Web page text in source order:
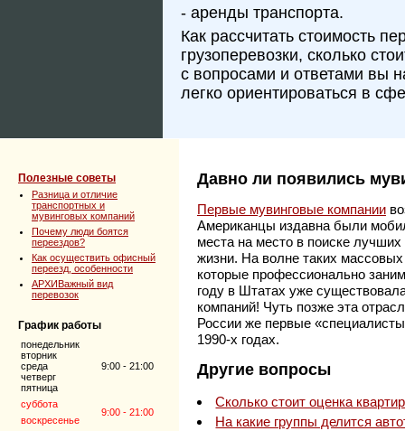
- аренды транспорта.
Как рассчитать стоимость
грузоперевозки, сколько
с вопросами и ответами вы
легко ориентироваться в
Полезные советы
Разница и отличие
транспортных и
мувинговых компаний
Почему люди боятся
переездов?
Как осуществить офисный
переезд, особенности
АРХИВажный вид
перевозок
График работы
понедельник
вторник
среда
четверг
пятница
9:00 - 21:00
суббота
9:00 - 21:00
воскресенье
Давно ли появились
Первые мувинговые компании
Американцы издавна были
места на место в поиске
жизни. На волне таких
которые профессионально
году в Штатах уже
компаний! Чуть позже эта
России же первые
1990-х годах.
Другие вопросы
Сколько стоит оценка
На какие группы делится